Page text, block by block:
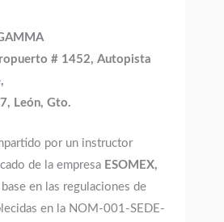
# 1452, Autopista
León, Gto.
por un instructor
de la empresa ESOMEX,
base en las regulaciones de
en la NOM-001-SEDE-